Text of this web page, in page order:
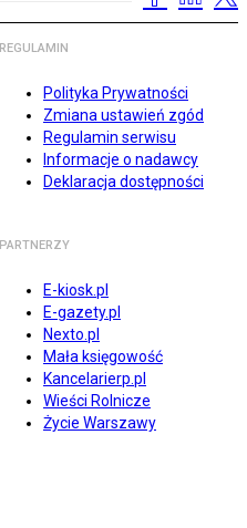
REGULAMIN
Polityka Prywatności
Zmiana ustawień zgód
Regulamin serwisu
Informacje o nadawcy
Deklaracja dostępności
PARTNERZY
E-kiosk.pl
E-gazety.pl
Nexto.pl
Mała księgowość
Kancelarierp.pl
Wieści Rolnicze
Życie Warszawy